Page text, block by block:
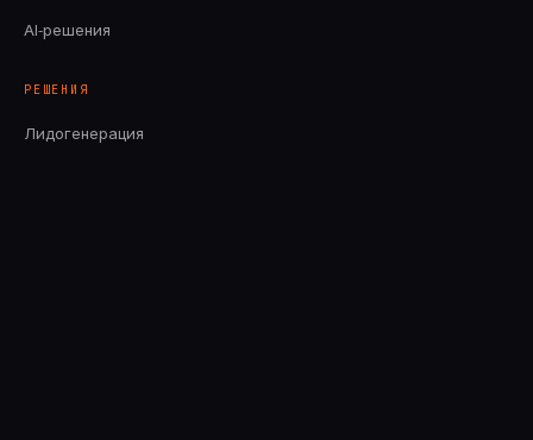
AI‑решения
РЕШЕНИЯ
Лидогенерация